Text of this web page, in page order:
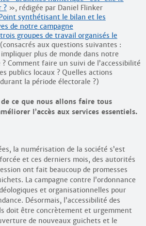
?», rédigée par Daniel Flinker
synthétisant le bilan et les
de notre campagne
trois groupes de travail organisés le
(consacrés aux questions suivantes :
plus de monde dans notre
? Comment faire un suivi de l’accessibilité
publics locaux ? Quelles actions
la période électorale ?)
ce que nous allons faire tous
l’accès aux services essentiels.
la numérisation de la société s’est
et ces derniers mois, des autorités
ont fait beaucoup de promesses
La campagne contre l’ordonnance
et organisationnelles pour
Désormais, l’accessibilité des
doit être concrètement et urgemment
de nouveaux guichets et le